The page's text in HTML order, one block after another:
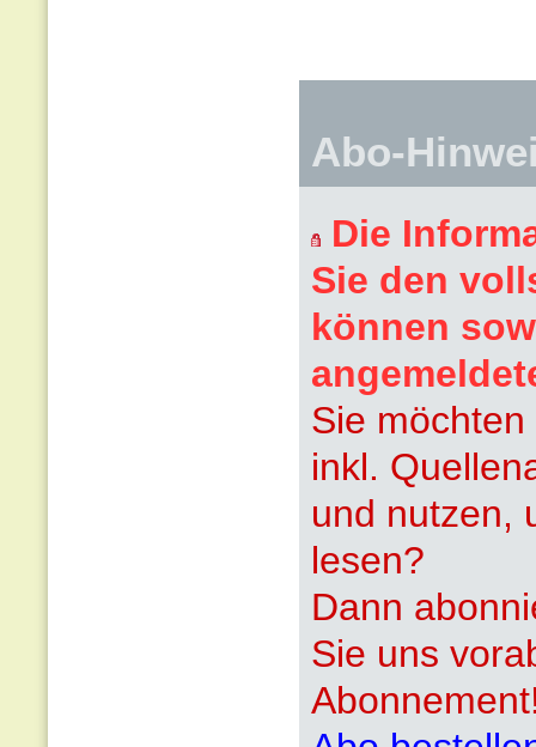
Abo-
Die
Sie den
können
Sie
inkl.
und nutzen,
lesen?
Dann
Sie uns